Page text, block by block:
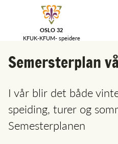
OSLO 32
KFUK-KFUM- speidere
Semersterplan
I vår blir det både
speiding, turer og
Semesterplanen